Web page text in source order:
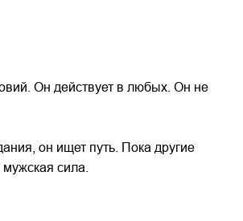
Он действует в любых. Он не
он ищет путь. Пока другие
сила.